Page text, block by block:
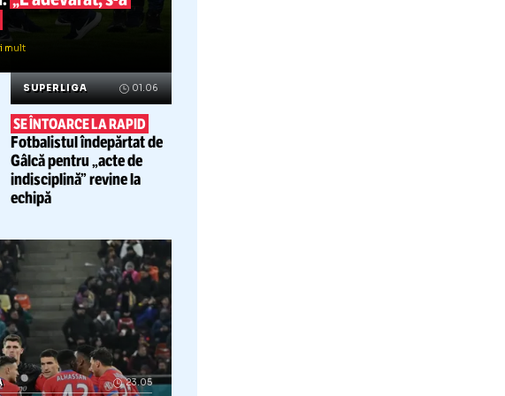
SUPERLIGA
REVENIRE
NEAȘTEPTATĂ
LA FCSB
Gigi Becali a anunțat
mutarea: „E adevărat,
întors!”
Citește mai mult
01.06 SUPERLIGA